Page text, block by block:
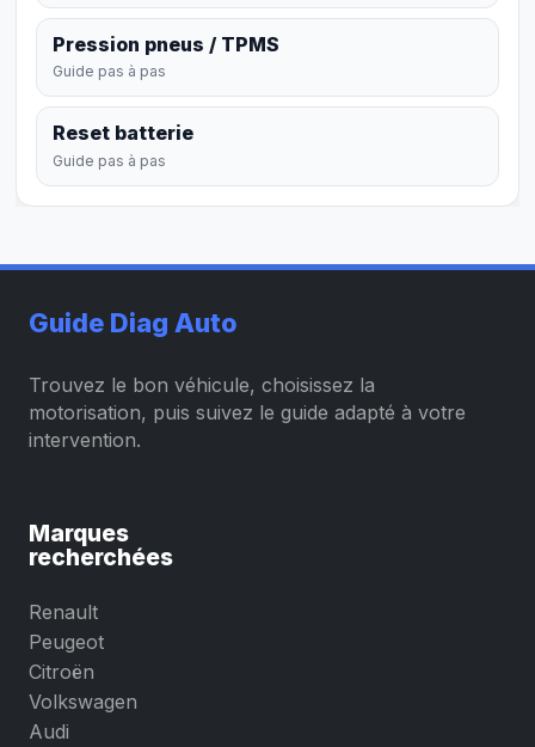
Pression pneus / TPMS
Guide pas à pas
Reset batterie
Guide pas à pas
Guide Diag Auto
Trouvez le bon véhicule, choisissez la
motorisation, puis suivez le guide adapté à votre
intervention.
Marques
recherchées
Renault
Peugeot
Citroën
Volkswagen
Audi